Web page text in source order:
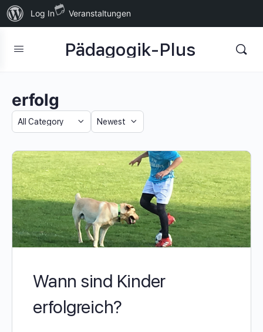
Über
WordPress
Log In Veranstaltungen
Pädagogik-Plus
erfolg
Category
Sort
Wann sind Kinder
erfolgreich?